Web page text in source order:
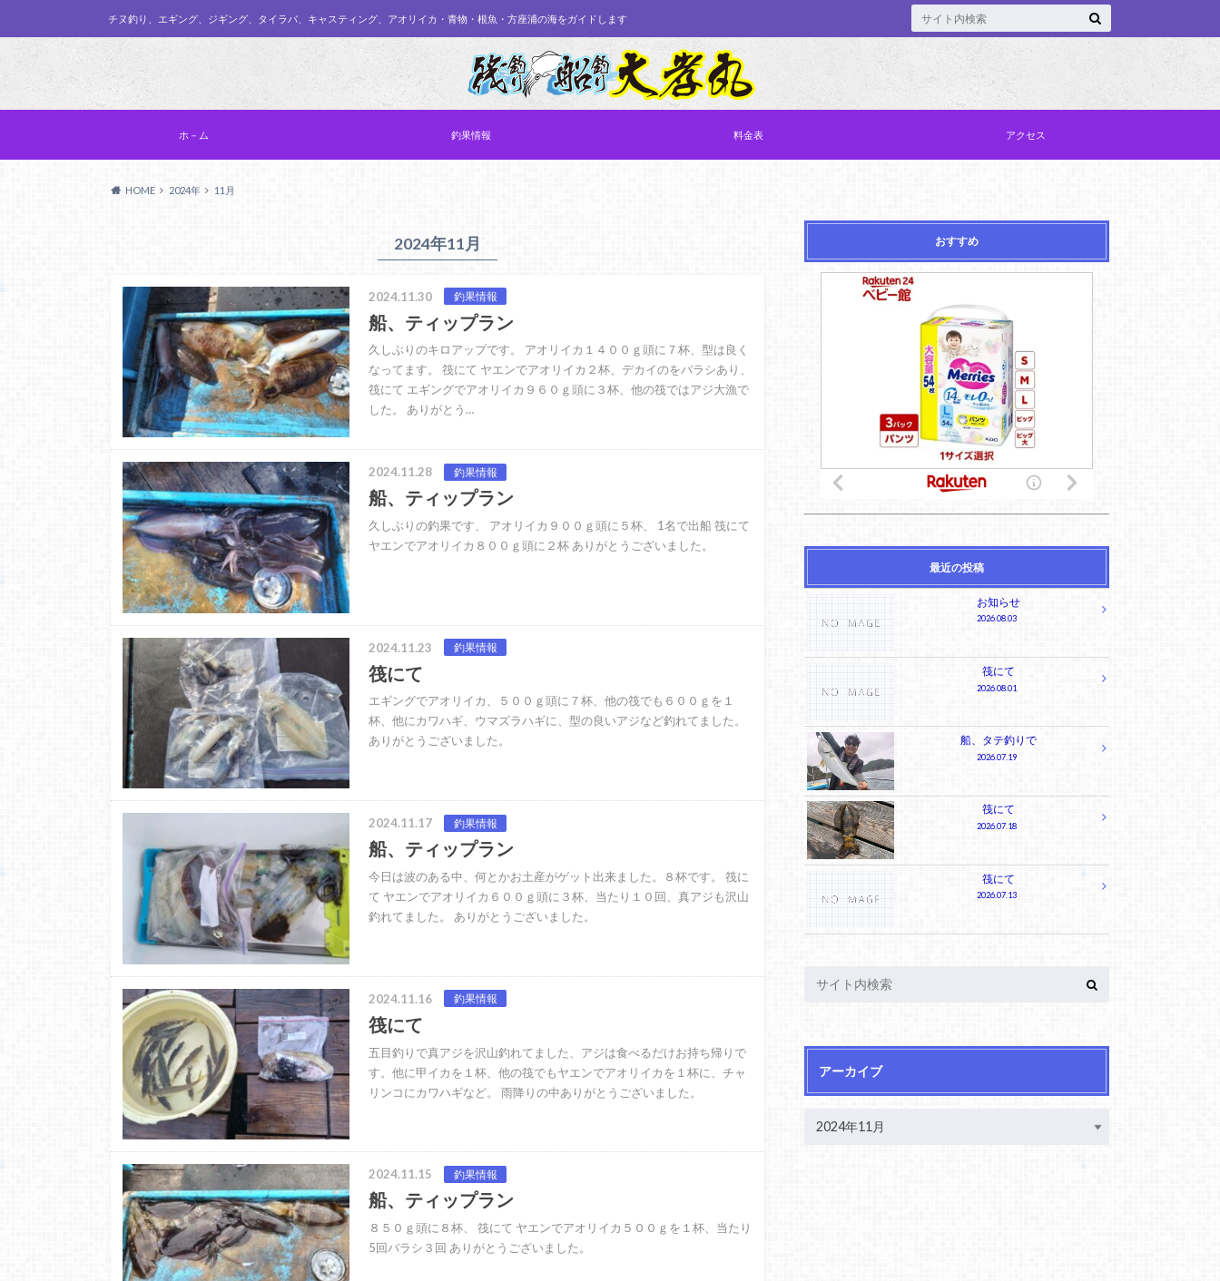
チヌ釣り、エギング、ジギング、タイラバ、キャスティング、アオリイカ・青物・根魚・方座浦の海をガイドします
ホ－ム 釣果情報 料金表 アクセス
HOME 2024年 11月
2024年11月
2024.11.30 釣果情報
船、ティップラン
久しぶりのキロアップです。 アオリイカ１４００ｇ頭に７杯、型は良く
なってます。 筏にて ヤエンでアオリイカ２杯、デカイのをバラシあり、
筏にて エギングでアオリイカ９６０ｇ頭に３杯、他の筏ではアジ大漁で
した。 ありがとう…
2024.11.28 釣果情報
船、ティップラン
久しぶりの釣果です、 アオリイカ９００ｇ頭に５杯、 1名で出船 筏にて
ヤエンでアオリイカ８００ｇ頭に２杯 ありがとうございました。
2024.11.23 釣果情報
筏にて
エギングでアオリイカ、５００ｇ頭に７杯、他の筏でも６００ｇを１
杯、他にカワハギ、ウマズラハギに、型の良いアジなど釣れてました。
ありがとうございました。
2024.11.17 釣果情報
船、ティップラン
今日は波のある中、何とかお土産がゲット出来ました。８杯です。 筏に
て ヤエンでアオリイカ６００ｇ頭に３杯、当たり１０回、真アジも沢山
釣れてました。 ありがとうございました。
2024.11.16 釣果情報
筏にて
五目釣りで真アジを沢山釣れてました、アジは食べるだけお持ち帰りで
す。他に甲イカを１杯、他の筏でもヤエンでアオリイカを１杯に、チャ
リンコにカワハギなど。 雨降りの中ありがとうございました。
2024.11.15 釣果情報
船、ティップラン
８５０ｇ頭に８杯、 筏にて ヤエンでアオリイカ５００ｇを１杯、当たり
5回バラシ３回 ありがとうございました。
おすすめ
最近の投稿
お知らせ
2026.08.03
筏にて
2026.08.01
船、タテ釣りで
2026.07.19
筏にて
2026.07.18
筏にて
2026.07.13
アーカイブ